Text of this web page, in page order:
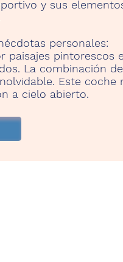
y sus
personales:
paisajes pintorescos
La combinación
Este
a cielo abierto.